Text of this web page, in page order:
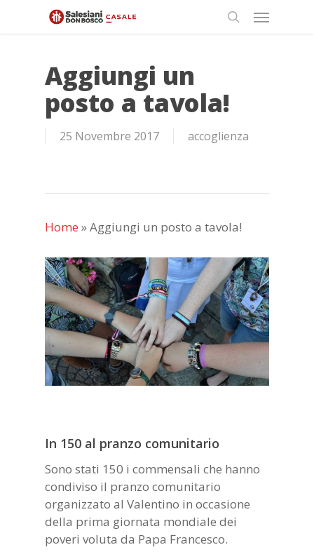
Menu
Aggiungi un
posto a tavola!
25 Novembre 2017 accoglienza
Home »Aggiungi un posto a tavola!
In 150 al pranzo comunitario
Sono stati 150 i commensali che hanno
condiviso il pranzo comunitario
organizzato al Valentino in occasione
della prima giornata mondiale dei
poveri voluta da Papa Francesco.